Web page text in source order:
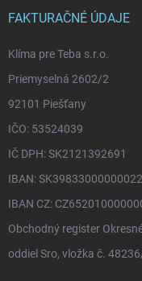
FAKTURAČNÉ ÚDAJE
Klíma pre Teba s.r.o.
Priemyselná 2602/2
92101 Piešťany
IČO: 53524039
IČ DPH: SK2121392691
IBAN:
IBAN CZ:
Obchodný register
oddiel Sro, vložka č.